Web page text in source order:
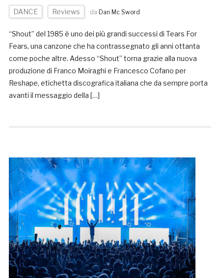
DANCE Reviews da Dan Mc Sword
“Shout” del 1985 è uno dei più grandi successi di Tears For
Fears, una canzone che ha contrassegnato gli anni ottanta
come poche altre. Adesso “Shout” torna grazie alla nuova
produzione di Franco Moiraghi e Francesco Cofano per
Reshape, etichetta discografica italiana che da sempre porta
avanti il messaggio della […]